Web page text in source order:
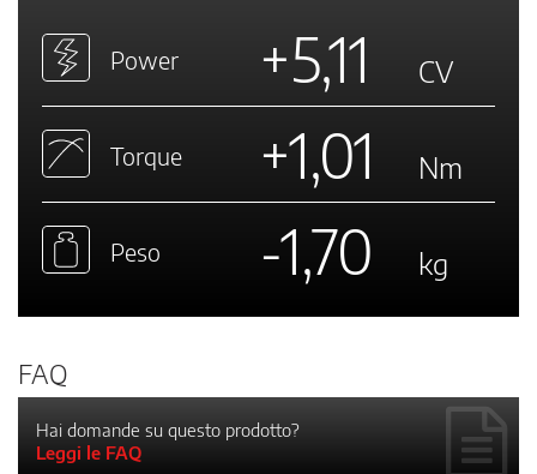
Power +5,11 CV
Torque +1,01 Nm
Peso -1,70 kg
FAQ
Hai domande su questo prodotto?
Leggi le FAQ